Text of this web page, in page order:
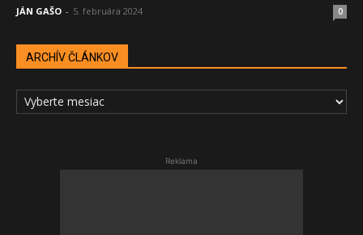
JÁN GAŠO - 5. februára 2024 0
ARCHÍV ČLÁNKOV
ARCHÍV
ČLÁNKOV
Reklama